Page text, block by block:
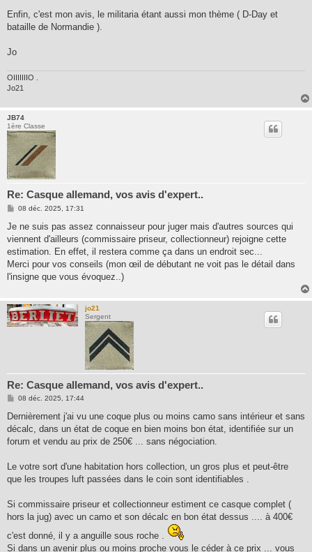
Enfin, c'est mon avis, le militaria étant aussi mon thème ( D-Day et
bataille de Normandie ).
Jo
OIIIIIIIO .
Jo21
JB74
1ère Classe
Re: Casque allemand, vos avis d'expert..
M
s
a
g
08 déc. 2025, 17:31
Je ne suis pas assez connaisseur pour juger mais d'autres sources qui
viennent d'ailleurs (commissaire priseur, collectionneur) rejoigne cette
estimation. En effet, il restera comme ça dans un endroit sec...
Merci pour vos conseils (mon œil de débutant ne voit pas le détail dans
l'insigne que vous évoquez..)
jo21
Sergent
Re: Casque allemand, vos avis d'expert..
M
s
a
g
08 déc. 2025, 17:44
Dernièrement j'ai vu une coque plus ou moins camo sans intérieur et sans
décalc, dans un état de coque en bien moins bon état, identifiée sur un
forum et vendu au prix de 250€ ... sans négociation.
Le votre sort d'une habitation hors collection, un gros plus et peut-être
que les troupes luft passées dans le coin sont identifiables .
Si commissaire priseur et collectionneur estiment ce casque complet (
hors la jug) avec un camo et son décalc en bon état dessus .... à 400€
c'est donné, il y a anguille sous roche .
Si dans un avenir plus ou moins proche vous le céder à ce prix ... vous